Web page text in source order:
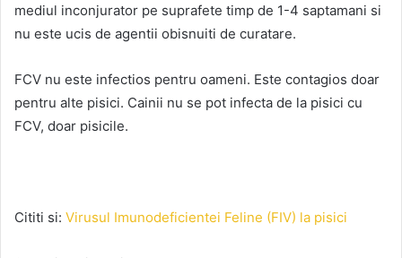
mediul inconjurator pe suprafete timp de 1-4 saptamani si
nu este ucis de agentii obisnuiti de curatare.
FCV nu este infectios pentru oameni. Este contagios doar
pentru alte pisici. Cainii nu se pot infecta de la pisici cu
FCV, doar pisicile.
Cititi si: Virusul Imunodeficientei Feline (FIV) la pisici